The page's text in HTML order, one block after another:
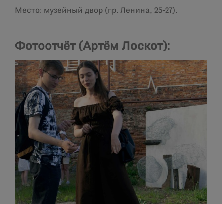
Место: музейный двор (пр. Ленина, 25-27).
Фотоотчёт (Артём Лоскот):